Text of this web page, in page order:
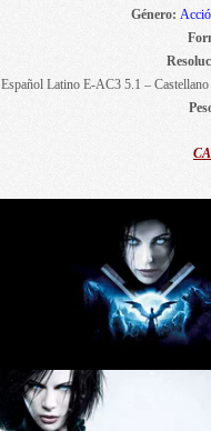
Género:
Español Latino E-AC3 5.1 –